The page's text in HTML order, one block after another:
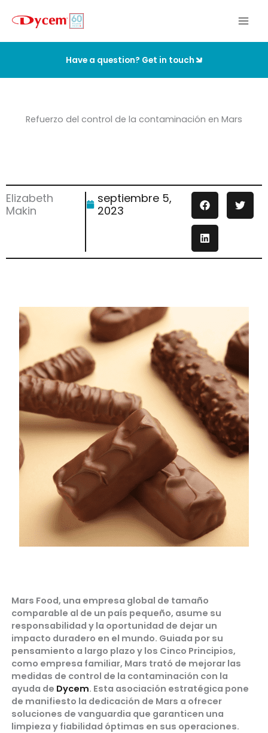
contenido
Have a question? Get in touch
Refuerzo del control de la contaminación en Mars
Elizabeth
Makin
septiembre 5,
2023
Mars Food, una empresa global de tamaño
comparable al de un país pequeño, asume su
responsabilidad y la oportunidad de dejar un
impacto duradero en el mundo. Guiada por su
pensamiento a largo plazo y los Cinco Principios,
como empresa familiar, Mars trató de mejorar las
medidas de control de la contaminación con la
ayuda de Dycem. Esta asociación estratégica pone
de manifiesto la dedicación de Mars a ofrecer
soluciones de vanguardia que garanticen una
limpieza y fiabilidad óptimas en sus operaciones.